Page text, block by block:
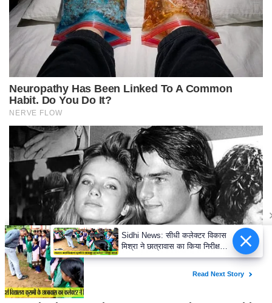
Sidhi News: सीधी कलेक्टर विकास
मिश्रा ने छात्रावास का किया निरीक्षण,
विद्यार्थियों संग किया रात्रि भोजन